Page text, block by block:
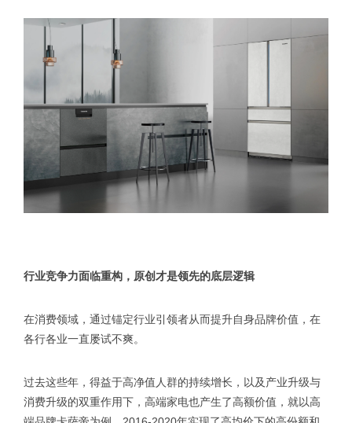
行业竞争力面临重构，原创才是领先的底层逻辑
在消费领域，通过锚定行业引领者从而提升自身品牌价值，在
各行各业一直屡试不爽。
过去这些年，得益于高净值人群的持续增长，以及产业升级与
消费升级的双重作用下，高端家电也产生了高额价值，就以高